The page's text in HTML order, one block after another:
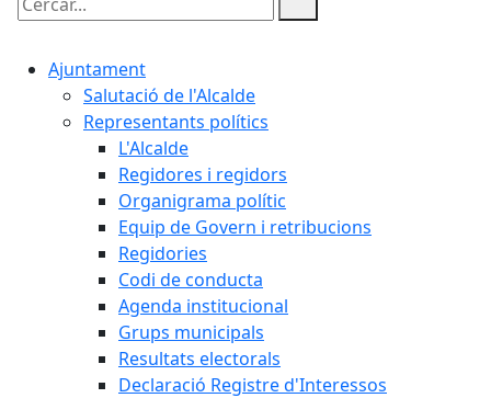
Cercar:
Ajuntament
Salutació de l'Alcalde
Representants polítics
L'Alcalde
Regidores i regidors
Organigrama polític
Equip de Govern i retribucions
Regidories
Codi de conducta
Agenda institucional
Grups municipals
Resultats electorals
Declaració Registre d'Interessos